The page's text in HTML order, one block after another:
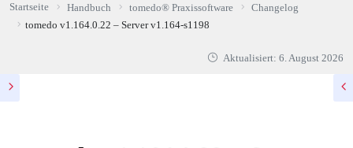
Startseite Handbuch tomedo® Praxissoftware
Changelog
tomedo v1.164.0.22 – Server v1.164-s1198
Aktualisiert: 6. August 2026